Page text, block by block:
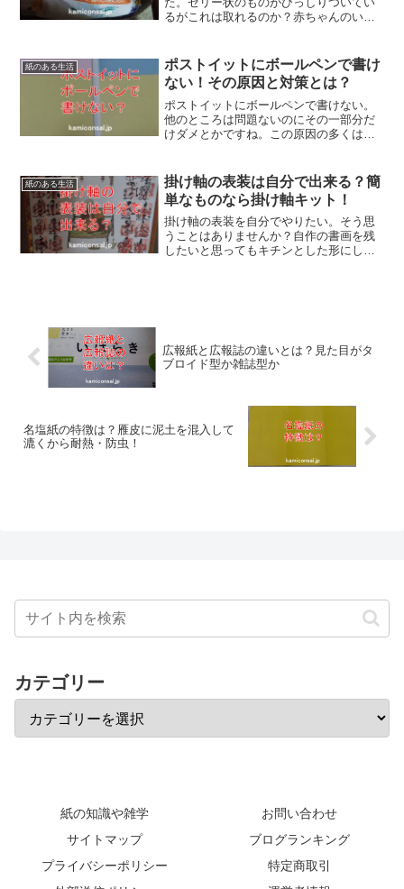
るがこれは取れるのか？赤ちゃんのいる
す。でも気持ち悪いので、紙おむつは洗
濯物と混ざらないようにご注意を。
紙のある生活
ポストイットにボールペンで書け
ない！その原因と対策とは？
ポストイットにボールペンで書けない。
他のところは問題ないのにその一部分だ
けダメとかですね。この原因の多くは糊
拭き取ること。ポストイットにボールペ
ンで書けないのは困りますからね！
紙のある生活
掛け軸の表装は自分で出来る？簡
単なものなら掛け軸キット！
掛け軸の表装を自分でやりたい。そう思
うことはありませんか？自作の書画を残
したいと思ってもキチンとした形にして
広報紙と広報誌の違いとは？見た目がタ
ブロイド型か雑誌型か
名塩紙の特徴は？雁皮に泥土を混入して
漉くから耐熱・防虫！
カテゴリー
紙の知識や雑学
お問い合わせ
サイトマップ
ブログランキング
プライバシーポリシー
特定商取引